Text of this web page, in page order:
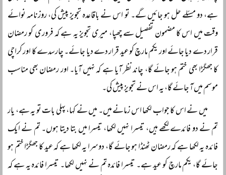
ہے، دو مسئلے حل ہو جائیں گے۔ تو اس نے باقاعدہ تجویز پیش کی، روزنامہ نوائے
وقت میں اس کا مضمون تفصیل سے چھپا، میری تجویز یہ ہے کہ فروری کو رمضان
قرار دے دیا جائے اور یکم مارچ کو عید قرار دے دیا جائے۔ چارسدے کا اور کراچی
کا جھگڑا بھی ختم ہو جائے گا، چاند نظر آیا ہے کہ نہیں آیا۔ اور رمضان بھی مناسب
موسم میں آ جائے گا، یہ اس نے تجویز پیش کی۔
میں نے اس کا جواب لکھا اس زمانے میں۔ میں نے کہا، پہلی بات تو یہ ہے، یار
تم نے دو فائدے لکھے ہیں، تیسرا نہیں لکھا، تیسرا میں بتا دیتا ہوں۔ تم نے ایک
فائدہ یہ لکھا ہے کہ رمضان ٹھنڈا ہو جائے گا، دوسرا یہ لکھا ہے کہ عید کا جھگڑا ختم ہو
جائے گا، یکم مارچ کو عید ہے۔ تیسرا فائدہ تم نے نہیں لکھا۔ تیسرا فائدہ یہ ہے کہ